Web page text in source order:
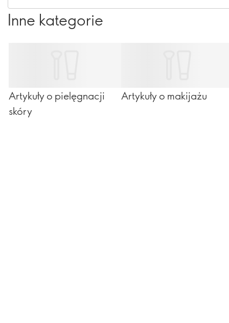
które fryzury odświeżą Twój wygląd na wiosnę 2024 i
kolejne miesiące.
Inne kategorie
Artykuły o pielęgnacji
skóry
Artykuły o makijażu